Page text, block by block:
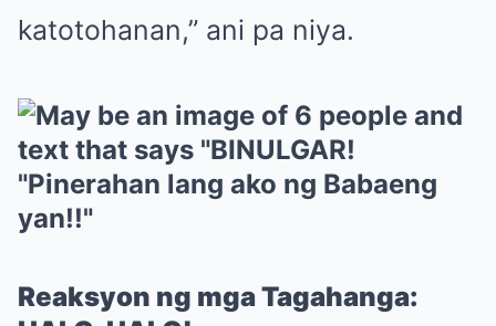
katotohanan,” ani pa niya.
Reaksyon ng mga Tagahanga: